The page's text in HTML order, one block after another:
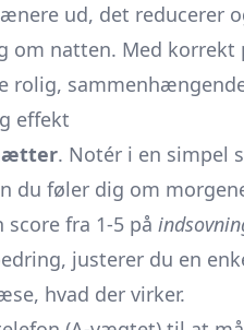
ud, det reducerer
om natten. Med
rolig,
effekt
. Notér i en simpel
du føler dig om
fra 1-5 på
justerer du en
hvad der virker.